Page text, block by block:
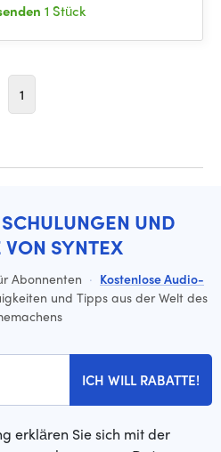
1 Stück
1
UND
VON SYNTEX
Abonnenten · Kostenlose Audio-
und Tipps aus der Welt des
ICH WILL RABATTE!
erklären Sie sich mit der